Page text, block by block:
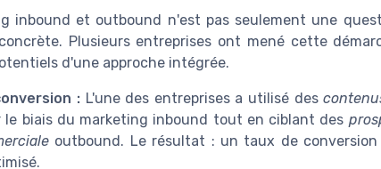
inbound et outbound n'est pas seulement une
Plusieurs entreprises ont mené cette
d'une approche intégrée.
: L'une des entreprises a utilisé des
biais du marketing inbound tout en ciblant des
outbound. Le résultat : un taux de